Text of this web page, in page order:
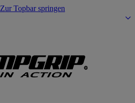
Zur Topbar springen